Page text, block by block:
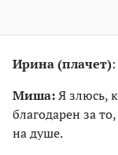
Ирина(плачет)
Миша:Я злюсь,
благодарен за
на душе.